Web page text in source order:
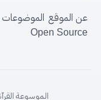
عن الموقع الموضوعات
Open Source
الموسوعة